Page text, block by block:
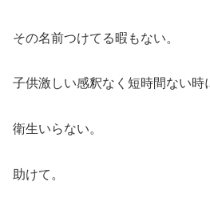
その名前つけてる暇もない。
子供激しい感釈なく短時間ない時
衛生いらない。
助けて。